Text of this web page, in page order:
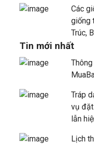
Các
giống
Trúc,
Tin mới nhất
Tráp
vụ
lẫn
Lịch